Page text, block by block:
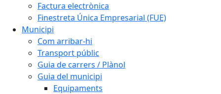
Factura electrònica
Finestreta Única Empresarial (FUE)
Municipi
Com arribar-hi
Transport públic
Guia de carrers / Plànol
Guia del municipi
Equipaments